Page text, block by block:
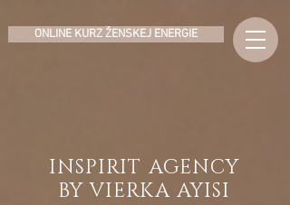
INSPIRIT AGENCY
BY VIERKA AYISI
ONLINE KURZ ŽENSKEJ ENERGIE